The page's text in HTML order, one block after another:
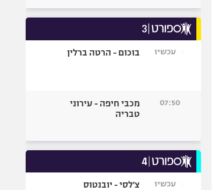
עכשיו בוכום - הרטה ברלין
07:50
מכבי חיפה - עירוני
טבריה
עכשיו צ'לסי - יובנטוס